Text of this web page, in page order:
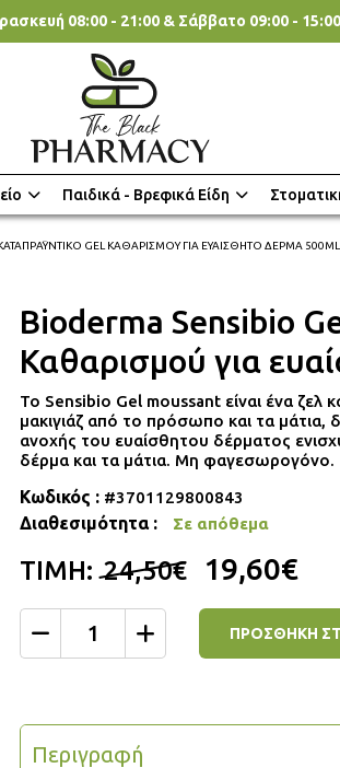
08:00 - 21:00 & Σάββατο 09:00 - 15:00
Παιδικά - Βρεφικά Είδη
ΚΑΤΑΠΡΑΫΝΤΙΚΌ GEL ΚΑΘΑΡΙΣΜΟΎ ΓΙΑ ΕΥΑΊΣΘΗΤΟ ΔΈΡΜΑ 500ML.
Bioderma Sensibio
Καθαρισμού για
To Sensibio Gel moussant είναι ένα ζελ
μακιγιάζ από το πρόσωπο και τα μάτια,
ανοχής του ευαίσθητου δέρματος
δέρμα και τα μάτια. Μη φαγεσωρογόνο.
Κωδικός : #3701129800843
Διαθεσιμότητα : Σε απόθεμα
ΤΙΜΗ: 24,50€ 19,60€
ΠΡΟΣΘΗΚΗ
Περιγραφή